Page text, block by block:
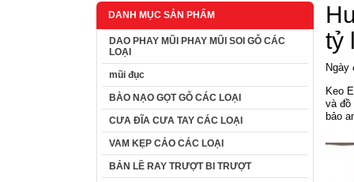
DANH MỤC SẢN PHẨM
DAO PHAY MŨI PHAY MŨI SOI GỖ CÁC
LOẠI
mũi đục
BÀO NẠO GỌT GỖ CÁC LOẠI
CƯA ĐĨA CƯA TAY CÁC LOẠI
VAM KẸP CẢO CÁC LOẠI
BẢN LỀ RAY TRƯỢT BI TRƯỢT
tỷ
Ngày
Keo
và đồ
bảo